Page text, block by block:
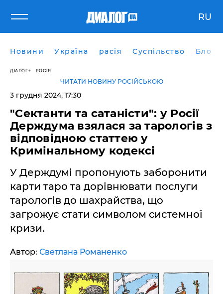
RU
Новини Україна расія Суспільство Блоги
ДІАЛОГ РОСІЯ
ЧИТАТИ НОВИНУ РОСІЙСЬКОЮ
3 грудня 2024, 17:30
"Сектанти та сатаністи": у Росії
Держдума взялася за тарологів з
відповідною статтею у
Кримінальному кодексі
У Держдумі пропонують заборонити
карти таро та дорівнювати послуги
тарологів до шахрайства, що
загрожує стати символом системної
кризи.
Автор: Светлана Романенко